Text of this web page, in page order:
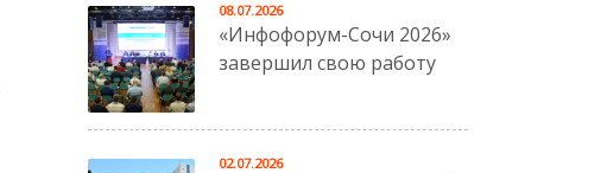
«Инфофорум-Сочи 2026»
завершил свою работу
08.07.2026
02.07.2026